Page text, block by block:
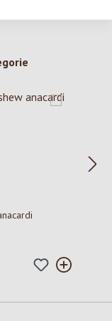
5 von 5 Sternen